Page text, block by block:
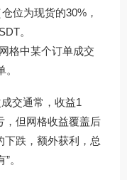
位为现货的30%，
。
格中某个订单成交
交通常，收益1
，但网格收益覆盖后
下跌，额外获利，总
。